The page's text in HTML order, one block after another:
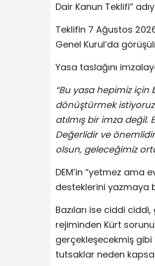
Dair Kanun Teklifi”
Teklifin 7 Ağustos
Genel Kurul’da
Yasa taslağını
“Bu yasa hepimiz için
dönüştürmek
atılmış bir imza değil.
Değerlidir ve
olsun, geleceğimiz
DEM’in “yetmez ama
desteklerini yazmaya
Bazıları ise ciddi
rejiminden Kürt
gerçekleşecekmiş gibi
tutsaklar neden